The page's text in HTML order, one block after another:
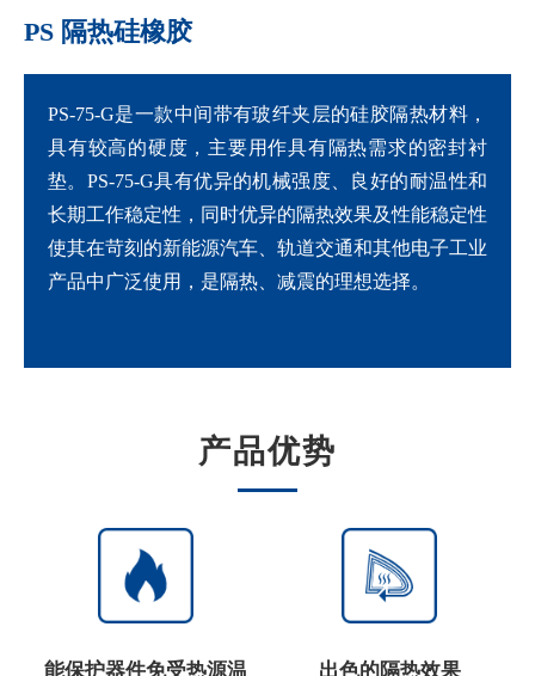
PS 隔热硅橡胶
PS-75-G是一款中间带有玻纤夹层的硅胶隔热材料，
具有较高的硬度，主要用作具有隔热需求的密封衬
垫。PS-75-G具有优异的机械强度、良好的耐温性和
长期工作稳定性，同时优异的隔热效果及性能稳定性
使其在苛刻的新能源汽车、轨道交通和其他电子工业
产品中广泛使用，是隔热、减震的理想选择。
产品优势
能保护器件免受热源温
出色的隔热效果